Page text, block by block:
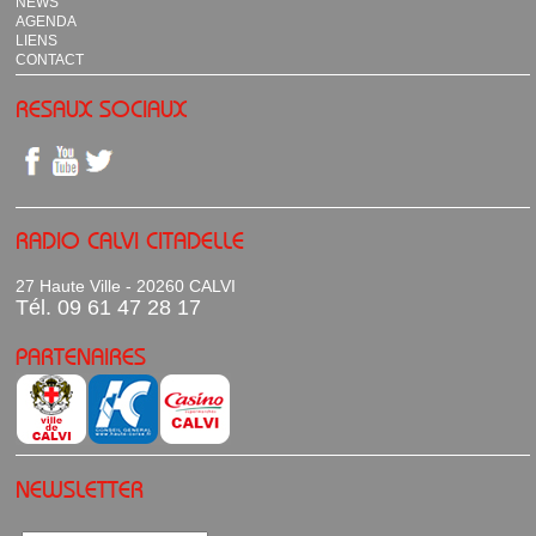
AGENDA
LIENS
CONTACT
RESAUX SOCIAUX
RADIO CALVI CITADELLE
27 Haute Ville - 20260 CALVI
Tél. 09 61 47 28 17
PARTENAIRES
NEWSLETTER